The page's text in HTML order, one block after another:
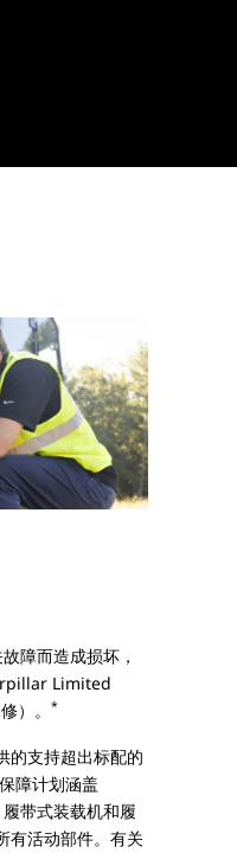
障而造成损坏，
Limited
）。
*
的支持超出标配的
障计划涵盖
带式装载机和履
有活动部件。有关